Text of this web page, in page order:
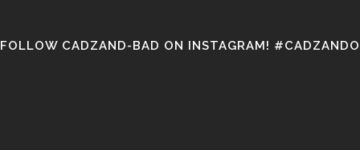
FOLLOW CADZAND-BAD ON INSTAGRAM!